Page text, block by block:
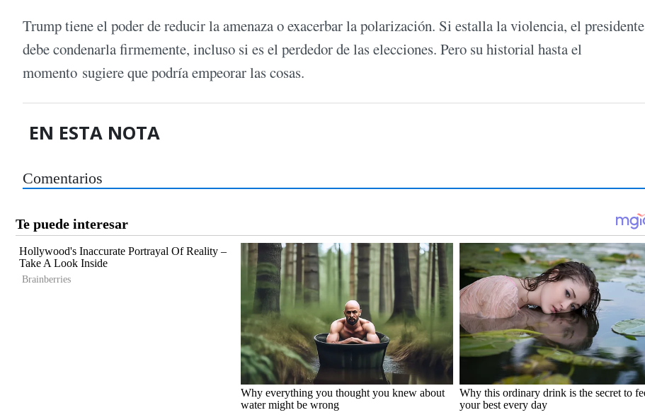
Trump tiene el poder de reducir la amenaza o exacerbar la polarización. Si estalla la violencia, el presidente
debe condenarla firmemente, incluso si es el perdedor de las elecciones. Pero su historial hasta el
momento sugiere que podría empeorar las cosas.
EN ESTA NOTA
Comentarios